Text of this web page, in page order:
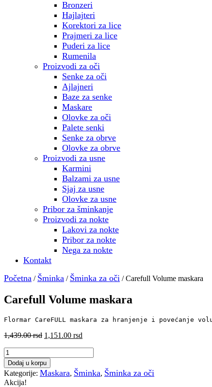
Bronzeri
Hajlajteri
Korektori za lice
Prajmeri za lice
Puderi za lice
Rumenila
Proizvodi za oči
Senke za oči
Ajlajneri
Baze za senke
Maskare
Olovke za oči
Palete senki
Senke za obrve
Olovke za obrve
Proizvodi za usne
Karmini
Balzami za usne
Sjaj za usne
Olovke za usne
Pribor za šminkanje
Proizvodi za nokte
Lakovi za nokte
Pribor za nokte
Nega za nokte
Kontakt
Početna / Šminka / Šminka za oči / Carefull Volume maskara
Carefull Volume maskara
Flormar CareFULL maskara za hranjenje i
1,439.00rsd Originalna
bila:
1,439.00 rsd.
1,151.00 rsd
Carefull
Volume
maskara
količina
Dodaj u korpu
Kategorije: Maskara, Šminka, Šminka za oči
Akcija!